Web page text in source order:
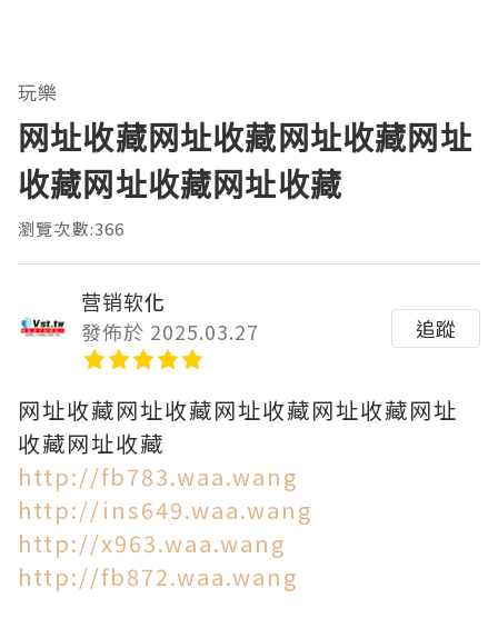
玩樂
网址收藏网址收藏网址收藏网址
收藏网址收藏网址收藏
瀏覽次數:366
营销软化
發佈於 2025.03.27
追蹤
网址收藏网址收藏网址收藏网址收藏网址
收藏网址收藏
http://fb783.waa.wang
http://ins649.waa.wang
http://x963.waa.wang
http://fb872.waa.wang